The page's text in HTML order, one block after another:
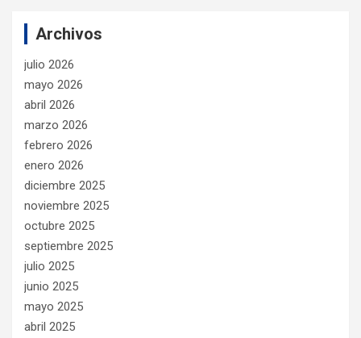
Archivos
julio 2026
mayo 2026
abril 2026
marzo 2026
febrero 2026
enero 2026
diciembre 2025
noviembre 2025
octubre 2025
septiembre 2025
julio 2025
junio 2025
mayo 2025
abril 2025